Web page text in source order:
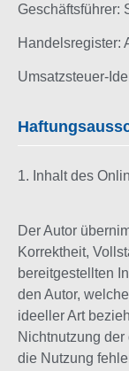
Geschäftsführer:
Handelsregister:
Umsatzsteuer-
1. Inhalt des
Der Autor
Korrektheit,
bereitgestellten
den Autor,
ideeller Art
Nichtnutzung
die Nutzung